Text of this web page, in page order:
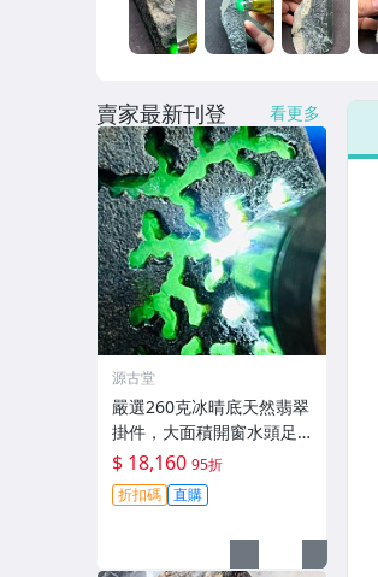
賣家最新刊登 看更多
源古堂
嚴選260克冰晴底天然翡翠
掛件，大面積開窗水頭足
肉質細，適合收藏與佩戴
#翡翠 #天然翡翠 #A貨翡
翠玉石
$ 18,160 95折
折扣碼 直購